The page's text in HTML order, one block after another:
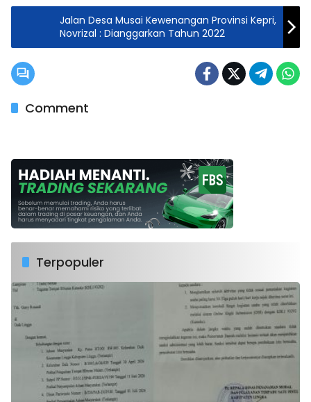
Jalan Desa Musai Kewenangan Provinsi Kepri,
Novrizal : Dianggarkan Tahun 2022
Comment
Terpopuler